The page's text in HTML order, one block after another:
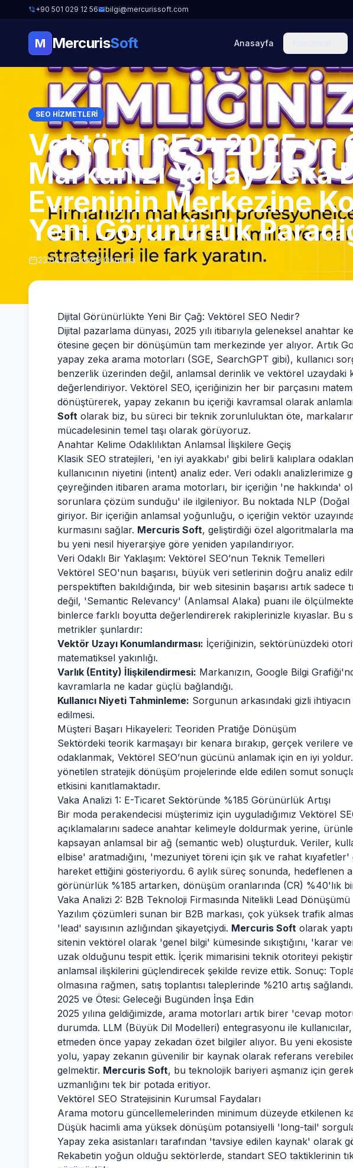
+90 501 029 12 56 bilgi@mercurissoft.com
M MercurisSoft Anasayfa
SEO HIZMETLERI
Vektörel SEO: 2025 ve
Markanızı Yapay
Evreninin Merkezine
Yeni Görünürlük
23.04.2025 89 Okunma
Dijital Görünürlükte Yeni Bir Çağ: Vektörel SEO Nedir?
Dijital pazarlama dünyası, 2025 yılı itibarıyla geleneksel anahtar
ötesine geçen bir dönüşümün tam merkezinde yer alıyor. Artık
yapay zeka arama motorları (SGE, SearchGPT gibi), kullanıcı
benzerlik üzerinden değil, anlamsal derinlik ve vektörel uzaydaki
değerlendiriyor. Vektörel SEO, içeriğinizin her bir parçasını
dönüştürerek, yapay zekanın bu içeriği kavramsal olarak
Soft olarak biz, bu süreci bir teknik zorunluluktan öte,
mücadelesinin temel taşı olarak görüyoruz.
Anahtar Kelime Odaklılıktan Anlamsal İlişkilere Geçiş
Klasik SEO stratejileri, 'en iyi ayakkabı' gibi belirli kalıplara
kullanıcının niyetini (intent) analiz eder. Veri odaklı
çeyreğinden itibaren arama motorları, bir içeriğin 'ne hakkında'
sorunlara çözüm sunduğu' ile ilgileniyor. Bu noktada NLP (Doğal
giriyor. Bir içeriğin anlamsal yoğunluğu, o içeriğin vektör
kurmasını sağlar. Mercuris Soft, geliştirdiği özel algoritmalarla
bu yeni nesil hiyerarşiye göre yeniden yapılandırıyor.
Veri Odaklı Bir Yaklaşım: Vektörel SEO’nun Teknik Temelleri
Vektörel SEO'nun başarısı, büyük veri setlerinin doğru analiz
perspektiften bakıldığında, bir web sitesinin başarısı artık sadece
değil, 'Semantic Relevancy' (Anlamsal Alaka) puanı ile
binlerce farklı boyutta değerlendirerek rakiplerinizle kıyaslar. Bu
metrikler şunlardır:
Vektör Uzayı Konumlandırması: İçeriğinizin, sektörünüzdeki
matematiksel yakınlığı.
Varlık (Entity) İlişkilendirmesi: Markanızın, Google Bilgi
kavramlarla ne kadar güçlü bağlandığı.
Kullanıcı Niyeti Tahminleme: Sorgunun arkasındaki gizli
edilmesi.
Müşteri Başarı Hikayeleri: Teoriden Pratiğe Dönüşüm
Sektördeki teorik karmaşayı bir kenara bırakıp, gerçek verilere
odaklanmak, Vektörel SEO’nun gücünü anlamak için en iyi yoldur.
yönetilen stratejik dönüşüm projelerinde elde edilen somut
etkisini kanıtlamaktadır.
Vaka Analizi 1: E-Ticaret Sektöründe %185 Görünürlük Artışı
Bir moda perakendecisi müşterimiz için uyguladığımız Vektörel
açıklamalarını sadece anahtar kelimeyle doldurmak yerine,
kapsayan anlamsal bir ağ (semantic web) oluşturduk. Veriler,
elbise' aratmadığını, 'mezuniyet töreni için şık ve rahat
hareket ettiğini gösteriyordu. 6 aylık süreç sonunda, hedeflenen
görünürlük %185 artarken, dönüşüm oranlarında (CR) %40'lık
Vaka Analizi 2: B2B Teknoloji Firmasında Nitelikli Lead Dönüşümü
Yazılım çözümleri sunan bir B2B markası, çok yüksek trafik
'lead' sayısının azlığından şikayetçiydi. Mercuris Soft olarak
sitenin vektörel olarak 'genel bilgi' kümesinde sıkıştığını, 'karar
uzak olduğunu tespit ettik. İçerik mimarisini teknik otoriteyi
anlamsal ilişkilerini güçlendirecek şekilde revize ettik. Sonuç:
olmasına rağmen, satış toplantısı taleplerinde %210 artış sağlandı.
2025 ve Ötesi: Geleceği Bugünden İnşa Edin
2025 yılına geldiğimizde, arama motorları artık birer 'cevap
durumda. LLM (Büyük Dil Modelleri) entegrasyonu ile
etmeden önce yapay zekadan özet bilgiler alıyor. Bu yeni
yolu, yapay zekanın güvenilir bir kaynak olarak referans
gelmektir. Mercuris Soft, bu teknolojik bariyeri aşmanız için
uzmanlığını tek bir potada eritiyor.
Vektörel SEO Stratejisinin Kurumsal Faydaları
Arama motoru güncellemelerinden minimum düzeyde etkilenen
Düşük hacimli ama yüksek dönüşüm potansiyelli 'long-tail'
Yapay zeka asistanları tarafından 'tavsiye edilen kaynak' olarak
Rekabetin yoğun olduğu sektörlerde, standart SEO taktiklerinin